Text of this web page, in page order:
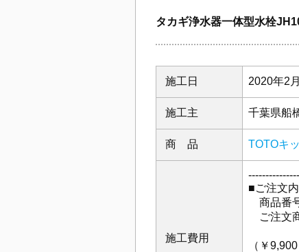
タカギ浄水器一体型水栓
施工日 2020年2
施工主 千葉県船
商 品 TOTOキ
施工費用
■ご注文
商品番
ご注文
└蛇
（￥9,900